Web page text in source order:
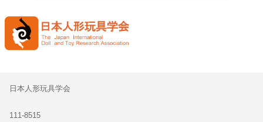
日本人形玩具学会
111-8515